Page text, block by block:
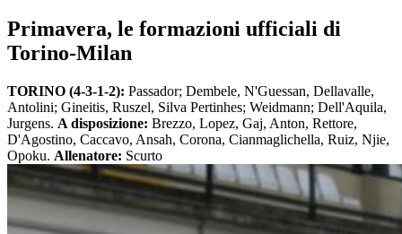
Primavera, le formazioni ufficiali di
Torino-Milan
TORINO (4-3-1-2): Passador; Dembele, N'Guessan, Dellavalle,
Antolini; Gineitis, Ruszel, Silva Pertinhes; Weidmann; Dell'Aquila,
Jurgens. A disposizione: Brezzo, Lopez, Gaj, Anton, Rettore,
D'Agostino, Caccavo, Ansah, Corona, Cianmaglichella, Ruiz, Njie,
Opoku. Allenatore: Scurto